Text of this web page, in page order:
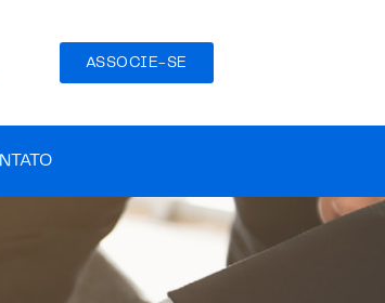
ASSOCIE-SE